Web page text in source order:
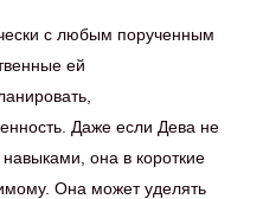
с любым порученным
ей
Даже если Дева не
она в короткие
Она может уделять